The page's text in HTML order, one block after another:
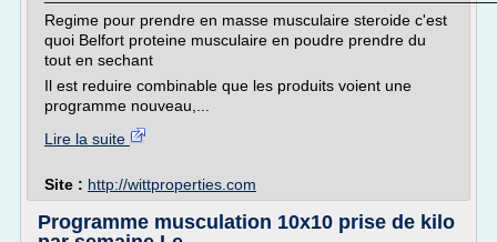
Regime pour prendre en masse musculaire steroide c'est
quoi Belfort proteine musculaire en poudre prendre du
tout en sechant
Il est reduire combinable que les produits voient une
programme nouveau,...
Lire la suite
Site : http://wittproperties.com
Programme musculation 10x10 prise de kilo